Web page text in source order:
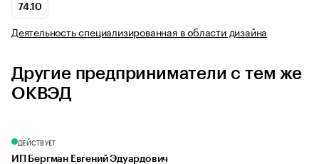
74.10
Деятельность специализированная в области дизайна
Другие предприниматели с тем же
ОКВЭД
ДЕЙСТВУЕТ
ИП Бергман Евгений Эдуардович